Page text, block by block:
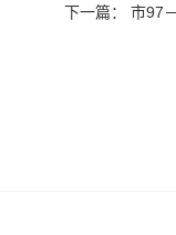
下一篇： 市97